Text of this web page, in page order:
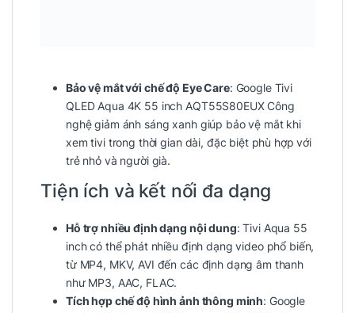
Bảo vệ mắt với chế độ Eye Care: Google Tivi
QLED Aqua 4K 55 inch AQT55S80EUX Công
nghệ giảm ánh sáng xanh giúp bảo vệ mắt khi
xem tivi trong thời gian dài, đặc biệt phù hợp với
trẻ nhỏ và người già.
Tiện ích và kết nối đa dạng
Hỗ trợ nhiều định dạng nội dung: Tivi Aqua 55
inch có thể phát nhiều định dạng video phổ biến,
từ MP4, MKV, AVI đến các định dạng âm thanh
như MP3, AAC, FLAC.
Tích hợp chế độ hình ảnh thông minh: Google